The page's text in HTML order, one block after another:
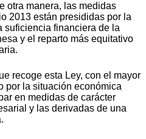
otra manera, las medidas
2013 están presididas por la
suficiencia financiera de la
y el reparto más equitativo
recoge esta Ley, con el mayor
por la situación económica
en medidas de carácter
y las derivadas de una